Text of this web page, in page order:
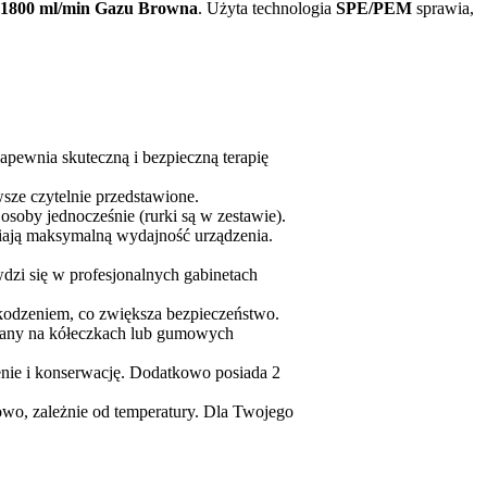
1800 ml/min Gazu Browna. Użyta technologia SPE/PEM sprawia,
skuteczną i bezpieczną terapię
czytelnie przedstawione.
jednocześnie (rurki są w zestawie).
maksymalną wydajność urządzenia.
się w profesjonalnych gabinetach
co zwiększa bezpieczeństwo.
na kółeczkach lub gumowych
i konserwację. Dodatkowo posiada 2
zależnie od temperatury. Dla Twojego